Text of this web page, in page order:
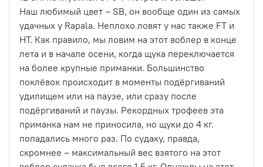
Наш любимый цвет – SB, он вообще один из самых
удачных у Rapala. Неплохо ловят у нас также FT и
HT. Как правило, мы ловим на этот воблер в конце
лета и в начале осени, когда щука переключается
на более крупные приманки. Большинство
поклёвок происходит в моменты подёргиваний
удилищем или на паузе, или сразу после
подёргиваний и паузы. Рекордных трофеев эта
приманка нам не приносила, но щуки до 4 кг.
попадались много раз. По судаку, правда,
скромнее – максимальный вес взятого на этот